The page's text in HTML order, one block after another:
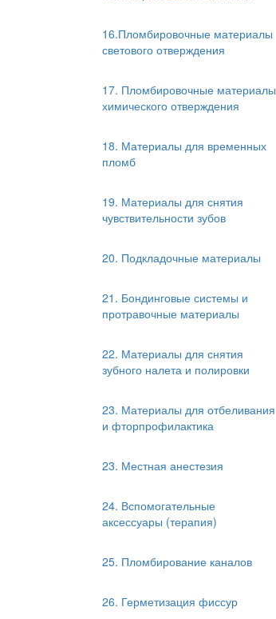
16.Пломбировочные материалы
светового отверждения
17. Пломбировочные материалы
химического отверждения
18. Материалы для временных
пломб
19. Материалы для снятия
чувствительности зубов
20. Подкладочные материалы
21. Бондинговые системы и
протравочные материалы
22. Материалы для снятия
зубного налета и полировки
23. Материалы для отбеливания
и фторпрофилактика
23. Местная анестезия
24. Вспомогательные
аксессуары (терапия)
25. Пломбирование каналов
26. Герметизация фиссур